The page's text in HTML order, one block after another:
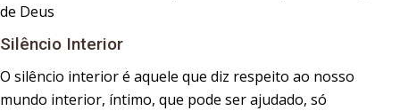
de Deus
Silêncio Interior
O silêncio interior é aquele que diz respeito ao nosso
mundo interior, íntimo, que pode ser ajudado, só